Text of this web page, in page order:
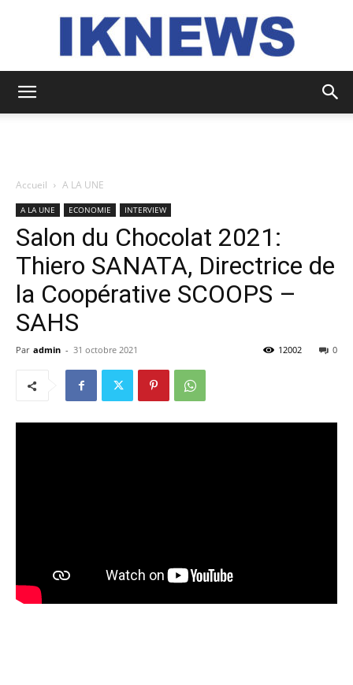
Accueil A LA UNE
A LA UNE ECONOMIE INTERVIEW
Salon du Chocolat 2021:
Thiero SANATA, Directrice de
la Coopérative SCOOPS –
SAHS
Par admin - 31 octobre 2021 0
12002